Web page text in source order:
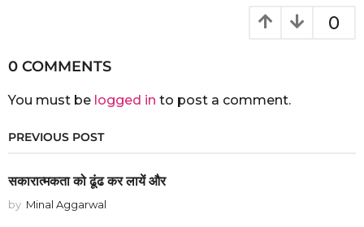
0
0 COMMENTS
You must be logged in to post a comment.
PREVIOUS POST
सकारात्मकता को ढूंढ कर लायें और
by Minal Aggarwal